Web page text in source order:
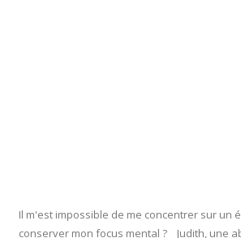
Il m'est impossible de me concentrer sur un
conserver mon focus mental ? Judith, une